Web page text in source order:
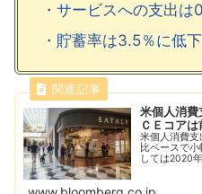
・サービスへの支出は
・貯蓄率は3.5％に低下
米個人消費
ＣＥコア
米個人消費支
比ベースで
しては2020